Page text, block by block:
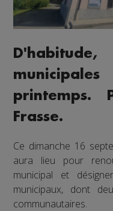
printemps.
Frasse.
Ce dimanche 16
aura lieu pour
municipal et
municipaux, dont
communautaires.